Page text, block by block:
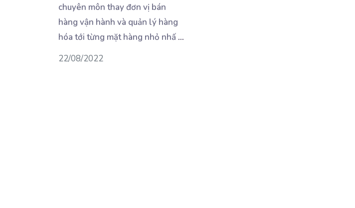
chuyên môn thay đơn vị bán
hàng vận hành và quản lý hàng
hóa tới từng mặt hàng nhỏ nhấ ...
22/08/2022